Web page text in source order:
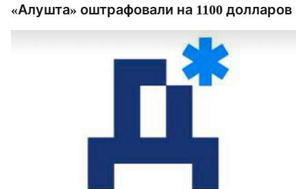
«Алушта» оштрафовали на 1100 долларов